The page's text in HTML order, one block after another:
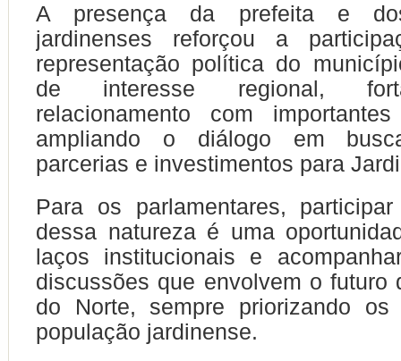
A presença da prefeita e
jardinenses reforçou a
representação política do
de interesse regional,
relacionamento com
ampliando o diálogo em
parcerias e investimentos para
Para os parlamentares,
dessa natureza é uma
laços institucionais e
discussões que envolvem o futuro
do Norte, sempre priorizando os
população jardinense.